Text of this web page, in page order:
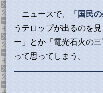
ニュースで、 「国民
うテロップが出るのを
ー」とか「電光石火の
って思ってしまう。